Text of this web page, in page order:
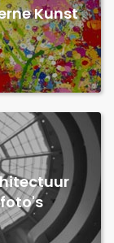
Kunst
foto's